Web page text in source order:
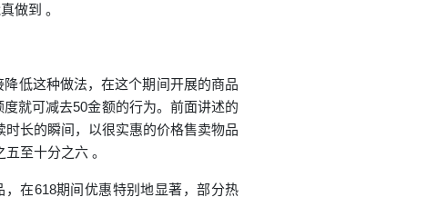
做到 。
低这种做法，在这个期间开展的商品
就可减去50金额的行为。前面讲述的
长的瞬间，以很实惠的价格售卖物品
至十分之六 。
在618期间优惠特别地显著，部分热